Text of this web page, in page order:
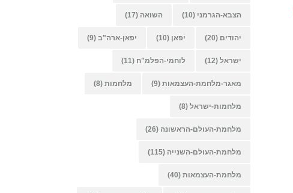
הצבא-הגרמני (10) השואה (17)
יהודים (20) יפאן (10) יפאן-ארה"ב (9)
ישראל (12) לוחמי-הפלמ"ח (11)
מאגר-מלחמת-העצמאות (9) מלחמות (8)
מלחמות-ישראל (8)
מלחמת-העולם-הראשונה (26)
מלחמת-העולם-השנייה (115)
מלחמת-העצמאות (40)